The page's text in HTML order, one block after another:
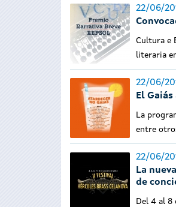
22/06/
Cultura e
literaria
22/06/
El
La
entre
22/06/
La
de
Del 4 al 8